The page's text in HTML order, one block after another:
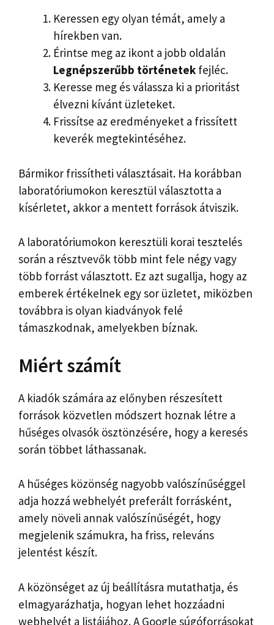
Keressen egy olyan témát, amely a
hírekben van.
Érintse meg az ikont a jobb oldalán
Legnépszerűbb történetek fejléc.
Keresse meg és válassza ki a prioritást
élvezni kívánt üzleteket.
Frissítse az eredményeket a frissített
keverék megtekintéséhez.
Bármikor frissítheti választásait. Ha korábban
laboratóriumokon keresztül választotta a
kísérletet, akkor a mentett források átviszik.
A laboratóriumokon keresztüli korai tesztelés
során a résztvevők több mint fele négy vagy
több forrást választott. Ez azt sugallja, hogy az
emberek értékelnek egy sor üzletet, miközben
továbbra is olyan kiadványok felé
támaszkodnak, amelyekben bíznak.
Miért számít
A kiadók számára az előnyben részesített
források közvetlen módszert hoznak létre a
hűséges olvasók ösztönzésére, hogy a keresés
során többet láthassanak.
A hűséges közönség nagyobb valószínűséggel
adja hozzá webhelyét preferált forrásként,
amely növeli annak valószínűségét, hogy
megjelenik számukra, ha friss, releváns
jelentést készít.
A közönséget az új beállításra mutathatja, és
elmagyarázhatja, hogyan lehet hozzáadni
webhelyét a listájához. A Google súgóforrásokat